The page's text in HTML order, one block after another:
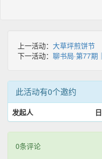
上一活动： 大草坪煎饼节
下一活动： 聊书局·第77期
此活动有0个邀约
发起人
0条评论